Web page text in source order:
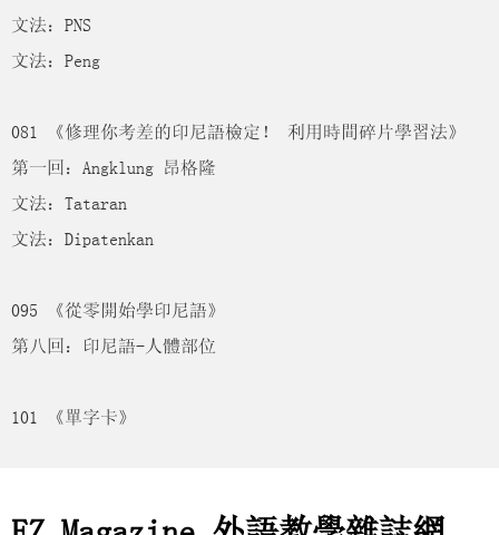
文法：PNS
文法：Peng
081 《修理你考差的印尼語檢定！ 利用時間碎片學習法》
第一回：Angklung 昂格隆
文法：Tataran
文法：Dipatenkan
095 《從零開始學印尼語》
第八回：印尼語-人體部位
101 《單字卡》